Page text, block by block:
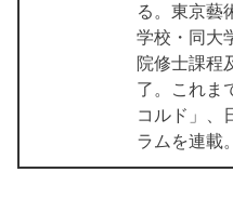
る。東京藝
学校・同大
院修士課程
了。これま
コルド」、
ラムを連載。